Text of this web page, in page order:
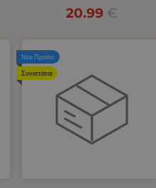
20.99 €
Νέο Προϊόν
Συνιστάται